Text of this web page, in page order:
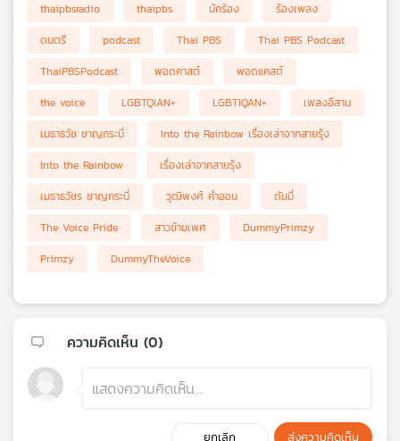
thaipbsradio thaipbs นักร้อง
ร้องเพลง
ดนตรี
podcast Thai PBS
Thai PBS Podcast
ThaiPBSPodcast
พอดคาสต์
พอดแคสต์
the voice
LGBTQIAN+ LGBTIQAN+
เพลงอีสาน
เมธาธวัช ชาญกระบี่
Into the Rainbow เรื่องเล่าจากสายรุ้ง
Into the Rainbow
เรื่องเล่าจากสายรุ้ง
เมธาธวัชร ชาญกระบี่
วุฒิพงศ์ คำออน
ดัมมี่
The Voice Pride
สาวข้ามเพศ
DummyPrimzy
Primzy
DummyTheVoice
ความคิดเห็น (0)
ยกเลิก ส่งความคิดเห็น